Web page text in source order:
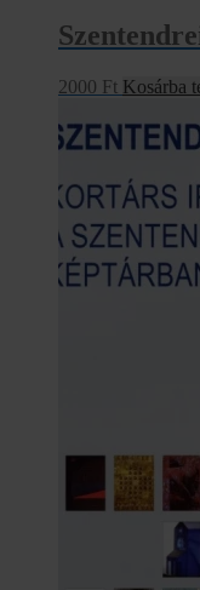
2000 Ft Kosárba